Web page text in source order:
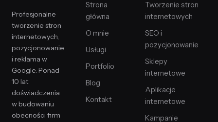
Profesjonalne
tworzenie stron
internetowych,
pozycjonowanie
i reklama w
Google. Ponad
10 lat
doświadczenia
w budowaniu
obecności firm
Strona
główna
O mnie
Usługi
Portfolio
Blog
Kontakt
Tworzenie stron
internetowych
SEO i
pozycjonowanie
Sklepy
internetowe
Aplikacje
internetowe
Kampanie